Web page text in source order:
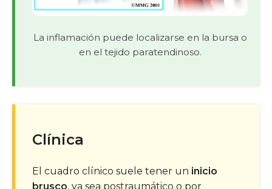
La inflamación puede localizarse en la bursa o
en el tejido paratendinoso.
Clínica
El cuadro clínico suele tener un inicio
brusco, ya sea postraumático o por